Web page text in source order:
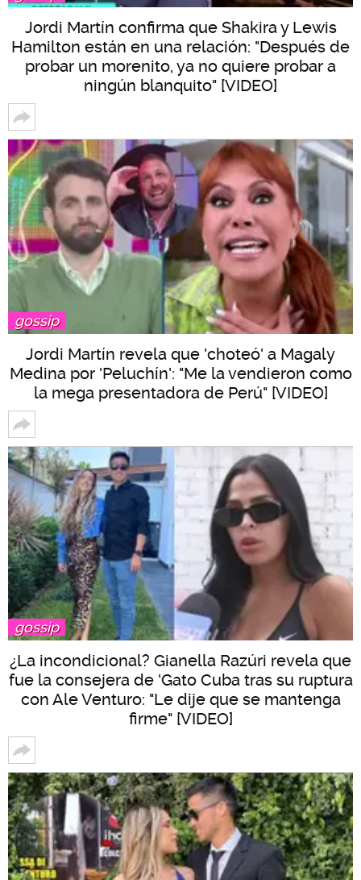
Jordi Martín confirma que Shakira y Lewis
Hamilton están en una relación: "Después de
probar un morenito, ya no quiere probar a
ningún blanquito" [VIDEO]
gossip
Jordi Martín revela que 'choteó' a Magaly
Medina por 'Peluchín': "Me la vendieron como
la mega presentadora de Perú" [VIDEO]
gossip
¿La incondicional? Gianella Razúri revela que
fue la consejera de 'Gato Cuba tras su ruptura
con Ale Venturo: "Le dije que se mantenga
firme" [VIDEO]